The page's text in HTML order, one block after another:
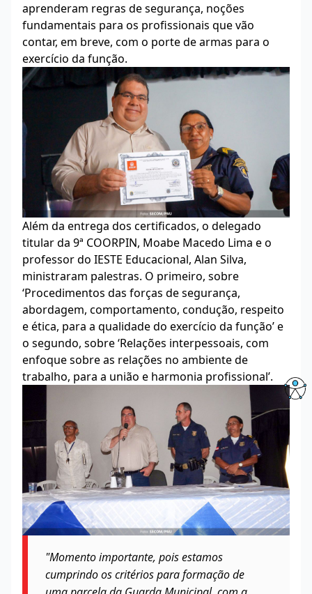
aprenderam regras de segurança, noções
fundamentais para os profissionais que vão
contar, em breve, com o porte de armas para o
exercício da função.
Além da entrega dos certificados, o delegado
titular da 9ª COORPIN, Moabe Macedo Lima e o
professor do IESTE Educacional, Alan Silva,
ministraram palestras. O primeiro, sobre
‘Procedimentos das forças de segurança,
abordagem, comportamento, condução, respeito
e ética, para a qualidade do exercício da função’ e
o segundo, sobre ‘Relações interpessoais, com
enfoque sobre as relações no ambiente de
trabalho, para a união e harmonia profissional’.
"Momento importante, pois estamos
cumprindo os critérios para formação de